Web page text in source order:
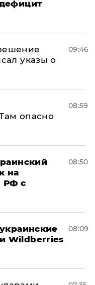
указы о
09:46
опасно
08:59
на
РФ с
08:50
Wildberries
08:09